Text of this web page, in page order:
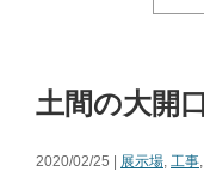
土間の大開口
2020/02/25 | 展示場, 工事,